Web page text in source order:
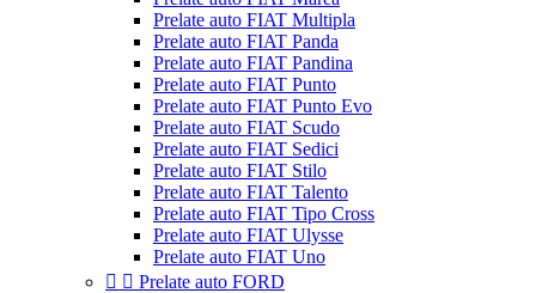
Prelate auto FIAT Multipla
Prelate auto FIAT Panda
Prelate auto FIAT Pandina
Prelate auto FIAT Punto
Prelate auto FIAT Punto Evo
Prelate auto FIAT Scudo
Prelate auto FIAT Sedici
Prelate auto FIAT Stilo
Prelate auto FIAT Talento
Prelate auto FIAT Tipo Cross
Prelate auto FIAT Ulysse
Prelate auto FIAT Uno
  Prelate auto FORD